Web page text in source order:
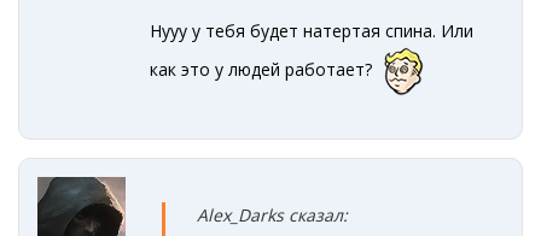
Нууу у тебя будет натертая спина. Или
как это у людей работает?
Alex_Darks сказал: